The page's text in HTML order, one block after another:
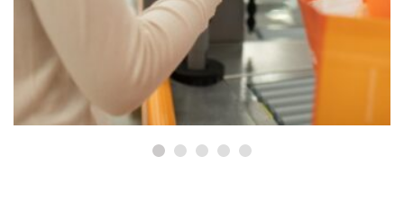
Consum reparte 15,5 millones de
euros en cheques y descuentos
entre más de 511.000 familias
en Cataluña durante 2025